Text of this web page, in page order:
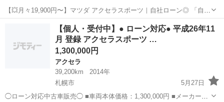
【💥月々19,900円〜】マツダ アクセラスポーツ｜自社ローン◎ 「自社
ローン」「信用回復ローン」多数ローンのお取り扱いございます💡 ⚠
当店へのお問い合わせ・審査・ご案内は、下記のLINEリンクからのみ
アクセラ
【個人・受付中】● ローン対応● 平成26年11
月 登録 アクセラスポーツ …
1,300,000円
アクセラ
39,200km
2014年
札幌市
5月27日
◯ローン対応中古車販売◯ ■車両本体価格：1,300,000円 ■メーカー